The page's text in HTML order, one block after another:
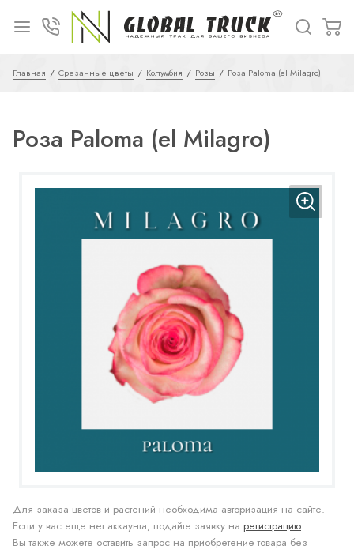
Главная Срезанные цветы Колумбия Розы Роза Paloma (el Milagro)
Роза Paloma (el Milagro)
Для заказа цветов и растений необходима авторизация на сайте.
Если у вас еще нет аккаунта, подайте заявку на регистрацию.
Вы также можете оставить запрос на приобретение товара без